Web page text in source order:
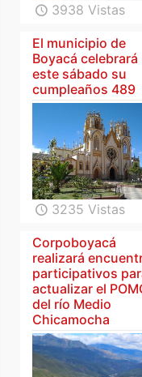
3938 Vistas
El municipio de
Boyacá celebrará
este sábado su
cumpleaños 489
3235 Vistas
Corpoboyacá
realizará
participativos
actualizar el
del río Medio
Chicamocha